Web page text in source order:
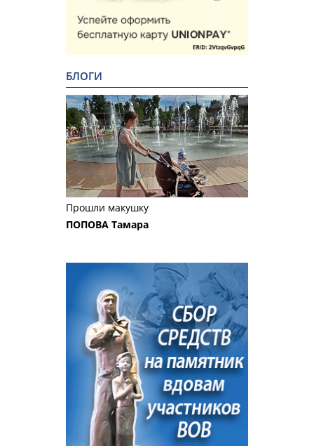
БЛОГИ
Прошли макушку
ПОПОВА Тамара